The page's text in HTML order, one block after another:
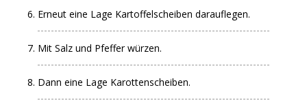
Erneut eine Lage Kartoffelscheiben darauflegen.
Mit Salz und Pfeffer würzen.
Dann eine Lage Karottenscheiben.